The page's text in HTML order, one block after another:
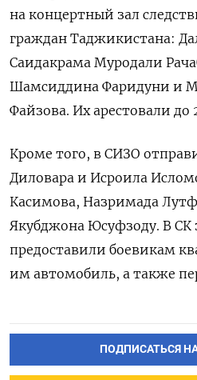
на концертный зал
граждан Таджикистана:
Саидакрама Муродали
Шамсиддина Фаридуни и
Файзова. Их арестовали до
Кроме того, в СИЗО
Диловара и Исроила
Касимова, Назримада
Якубджона Юсуфзоду. В СК
предоставили боевикам
им автомобиль, а также
ПОДПИСАТЬСЯ